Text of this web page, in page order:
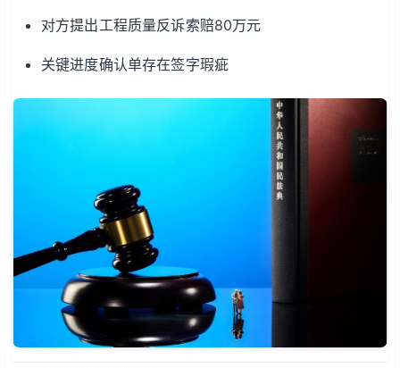
对方提出工程质量反诉索赔80万元
关键进度确认单存在签字瑕疵